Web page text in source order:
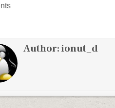
Author:ionut_d